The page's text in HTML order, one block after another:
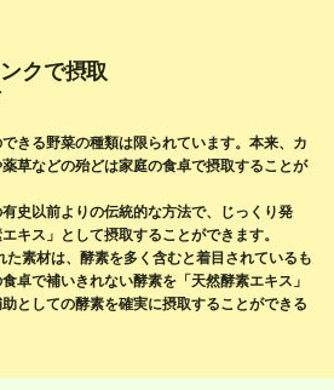
クで摂取
きる野菜の種類は限られています。本来、カ
草などの殆どは家庭の食卓で摂取することが
史以前よりの伝統的な方法で、じっくり発
キス」として摂取することができます。
素材は、酵素を多く含むと着目されているも
卓で補いきれない酵素を「天然酵素エキス」
としての酵素を確実に摂取することができる